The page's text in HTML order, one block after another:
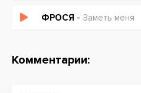
ФРОСЯ - Заметь меня
Комментарии: